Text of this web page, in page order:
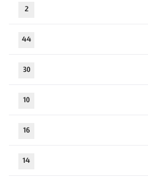
2
44
30
10
16
14